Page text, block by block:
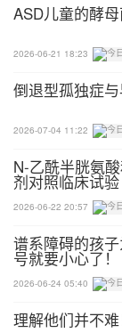
在事情平静下
平和一些。
逐渐增长，一
平和下来。
我们还可以利
鱼》，就是一
ASD儿童的酵
2026-06-21 18:23
倒退型孤独症
2026-07-04 11:22
N-乙酰半胱氨
剂对照临床试验
2026-06-22 20:57
谱系障碍的孩
号就要小心了！
2026-06-24 05:40
理解他们并不